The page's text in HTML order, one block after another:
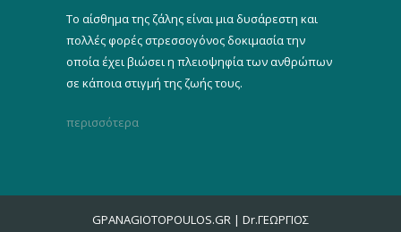
Το αίσθημα της ζάλης είναι μια δυσάρεστη και
πολλές φορές στρεσσογόνος δοκιμασία την
οποία έχει βιώσει η πλειοψηφία των ανθρώπων
σε κάποια στιγμή της ζωής τους.
περισσότερα
GPANAGIOTOPOULOS.GR | Dr.ΓΕΩΡΓΙΟΣ